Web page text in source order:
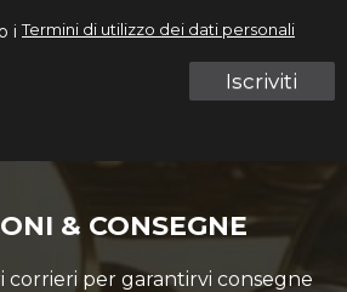
Iscriviti
iTermini di utilizzo dei dati personali
& CONSEGNE
corrieri per garantirvi consegne